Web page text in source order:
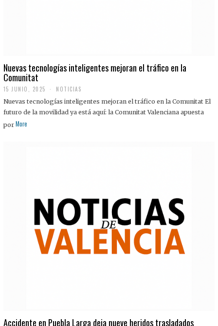
Nuevas tecnologías inteligentes mejoran el tráfico en la
Comunitat
15 JUNIO, 2025 NOTICIAS
Nuevas tecnologías inteligentes mejoran el tráfico en la Comunitat El
futuro de la movilidad ya está aquí: la Comunitat Valenciana apuesta
por More
Accidente en Puebla Larga deja nueve heridos trasladados